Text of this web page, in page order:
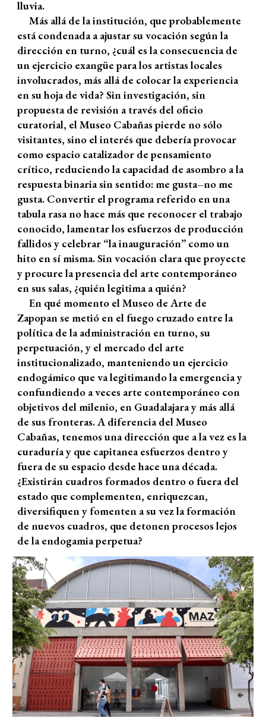
lluvia.
Más allá de la institución, que probablemente
está condenada a ajustar su vocación según la
dirección en turno, ¿cuál es la consecuencia de
un ejercicio exangüe para los artistas locales
involucrados, más allá de colocar la experiencia
en su hoja de vida? Sin investigación, sin
propuesta de revisión a través del oficio
curatorial, el Museo Cabañas pierde no sólo
visitantes, sino el interés que debería provocar
como espacio catalizador de pensamiento
crítico, reduciendo la capacidad de asombro a la
respuesta binaria sin sentido: me gusta–no me
gusta. Convertir el programa referido en una
tabula rasa no hace más que reconocer el trabajo
conocido, lamentar los esfuerzos de producción
fallidos y celebrar “la inauguración” como un
hito en sí misma. Sin vocación clara que proyecte
y procure la presencia del arte contemporáneo
en sus salas, ¿quién legitima a quién?
En qué momento el Museo de Arte de
Zapopan se metió en el fuego cruzado entre la
política de la administración en turno, su
perpetuación, y el mercado del arte
institucionalizado, manteniendo un ejercicio
endogámico que va legitimando la emergencia y
confundiendo a veces arte contemporáneo con
objetivos del milenio, en Guadalajara y más allá
de sus fronteras. A diferencia del Museo
Cabañas, tenemos una dirección que a la vez es la
curaduría y que capitanea esfuerzos dentro y
fuera de su espacio desde hace una década.
¿Existirán cuadros formados dentro o fuera del
estado que complementen, enriquezcan,
diversifiquen y fomenten a su vez la formación
de nuevos cuadros, que detonen procesos lejos
de la endogamia perpetua?